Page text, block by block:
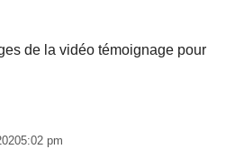
de la vidéo témoignage pour
5:02 pm